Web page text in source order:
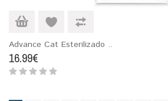
Advance Cat Esterilizado ..
16.99€